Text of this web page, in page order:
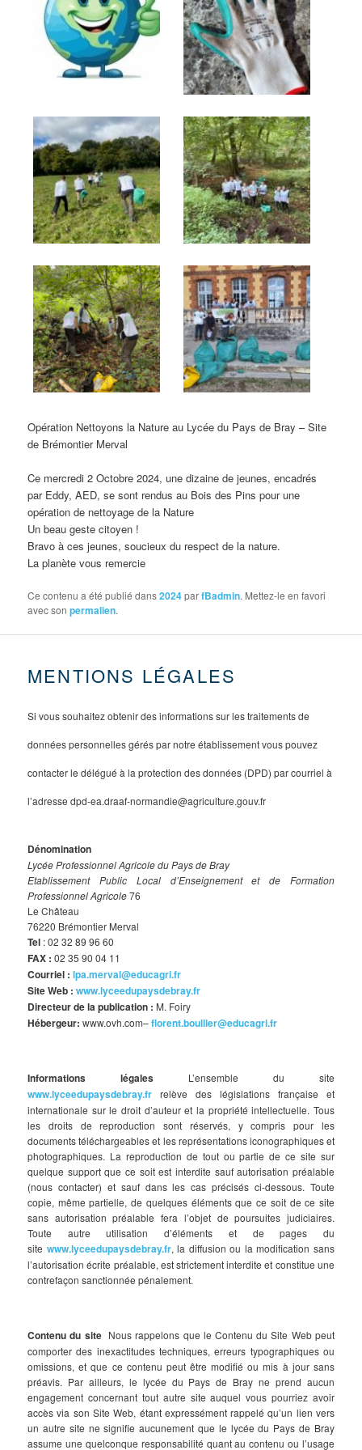
Opération Nettoyons la Nature au Lycée du Pays de Bray – Site
de Brémontier Merval
Ce mercredi 2 Octobre 2024, une dizaine de jeunes, encadrés
par Eddy, AED, se sont rendus au Bois des Pins pour une
opération de nettoyage de la Nature
Un beau geste citoyen !
Bravo à ces jeunes, soucieux du respect de la nature.
La planète vous remercie
Ce contenu a été publié dans2024parfBadmin. Mettez-le en favori
avec sonpermalien.
MENTIONS LÉGALES
Si vous souhaitez obtenir des informations sur les traitements de
données personnelles gérés par notre établissement vous pouvez
contacter le délégué à la protection des données (DPD) par courriel à
l’adresse dpd-ea.draaf-normandie@agriculture.gouv.fr
Dénomination
Lycée Professionnel Agricole du Pays de Bray
Etablissement Public Local d’Enseignement et de Formation
Professionnel Agricole76
Le Château
76220 Brémontier Merval
Tel : 02 32 89 96 60
FAX : 02 35 90 04 11
Courriel :lpa.merval@educagri.fr
Site Web :www.lyceedupaysdebray.fr
Directeur de la publication : M. Foiry
Hébergeur:www.ovh.com–florent.boullier@educagri.fr
Informations légales L’ensemble du site
www.lyceedupaysdebray.fr relève des législations française et
internationale sur le droit d’auteur et la propriété intellectuelle. Tous
les droits de reproduction sont réservés, y compris pour les
documents téléchargeables et les représentations iconographiques et
photographiques. La reproduction de tout ou partie de ce site sur
quelque support que ce soit est interdite sauf autorisation préalable
(nous contacter) et sauf dans les cas précisés ci-dessous. Toute
copie, même partielle, de quelques éléments que ce soit de ce site
sans autorisation préalable fera l’objet de poursuites judiciaires.
Toute autre utilisation d’éléments et de pages du
site www.lyceedupaysdebray.fr, la diffusion ou la modification sans
l’autorisation écrite préalable, est strictement interdite et constitue une
contrefaçon sanctionnée pénalement.
Contenu du site Nous rappelons que le Contenu du Site Web peut
comporter des inexactitudes techniques, erreurs typographiques ou
omissions, et que ce contenu peut être modifié ou mis à jour sans
préavis. Par ailleurs, le lycée du Pays de Bray ne prend aucun
engagement concernant tout autre site auquel vous pourriez avoir
accès via son Site Web, étant expressément rappelé qu’un lien vers
un autre site ne signifie aucunement que le lycée du Pays de Bray
assume une quelconque responsabilité quant au contenu ou l’usage